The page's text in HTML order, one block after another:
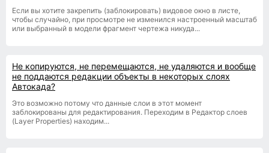
Если вы хотите закрепить (заблокировать) видовое окно в листе,
чтобы случайно, при просмотре не изменился настроенный масштаб
или выбранный в модели фрагмент чертежа никуда...
Не копируются, не перемещаются, не удаляются и вообще
не поддаются редакции объекты в некоторых слоях
Автокада?
Это возможно потому что данные слои в этот момент
заблокированы для редактирования. Переходим в Редактор слоев
(Layer Properties) находим...